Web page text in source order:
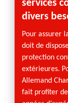
services
divers
Pour assurer
doit de
protection
extérieures.
Allemand
fait profiter